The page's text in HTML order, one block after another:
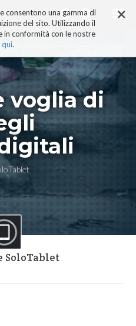
×
consentono una gamma di
del sito. Utilizzando il
in conformità con le nostre
qui.
voglia di
SoloTablet